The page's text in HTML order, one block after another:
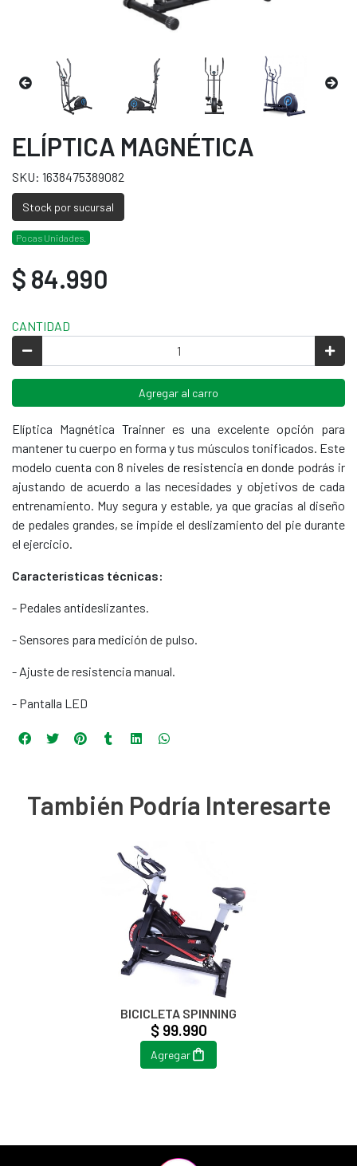
ELÍPTICA MAGNÉTICA
SKU: 1638475389082
Stock por sucursal
Pocas Unidades.
$ 84.990
CANTIDAD
Agregar al carro
Elíptica Magnética Trainner es una excelente opción para
mantener tu cuerpo en forma y tus músculos tonificados. Este
modelo cuenta con 8 niveles de resistencia en donde podrás ir
ajustando de acuerdo a las necesidades y objetivos de cada
entrenamiento. Muy segura y estable, ya que gracias al diseño
de pedales grandes, se impide el deslizamiento del pie durante
el ejercicio.
Características técnicas:
- Pedales antideslizantes.
- Sensores para medición de pulso.
- Ajuste de resistencia manual.
- Pantalla LED
También Podría Interesarte
BICICLETA SPINNING
$ 99.990
Agregar